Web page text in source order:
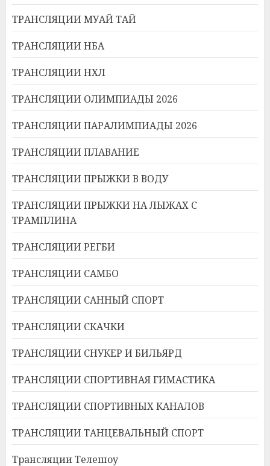
ТРАНСЛЯЦИИ МУАЙ ТАЙ
ТРАНСЛЯЦИИ НБА
ТРАНСЛЯЦИИ НХЛ
ТРАНСЛЯЦИИ ОЛИМПИАДЫ 2026
ТРАНСЛЯЦИИ ПАРАЛИМПИАДЫ 2026
ТРАНСЛЯЦИИ ПЛАВАНИЕ
ТРАНСЛЯЦИИ ПРЫЖКИ В ВОДУ
ТРАНСЛЯЦИИ ПРЫЖКИ НА ЛЫЖАХ С
ТРАМПЛИНА
ТРАНСЛЯЦИИ РЕГБИ
ТРАНСЛЯЦИИ САМБО
ТРАНСЛЯЦИИ САННЫЙ СПОРТ
ТРАНСЛЯЦИИ СКАЧКИ
ТРАНСЛЯЦИИ СНУКЕР И БИЛЬЯРД
ТРАНСЛЯЦИИ СПОРТИВНАЯ ГИМАСТИКА
ТРАНСЛЯЦИИ СПОРТИВНЫХ КАНАЛОВ
ТРАНСЛЯЦИИ ТАНЦЕВАЛЬНЫЙ СПОРТ
Трансляции Телешоу